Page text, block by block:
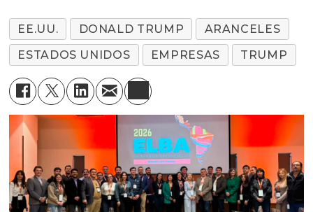
EE.UU. DONALD TRUMP
ARANCELES
ESTADOS UNIDOS
EMPRESAS TRUMP